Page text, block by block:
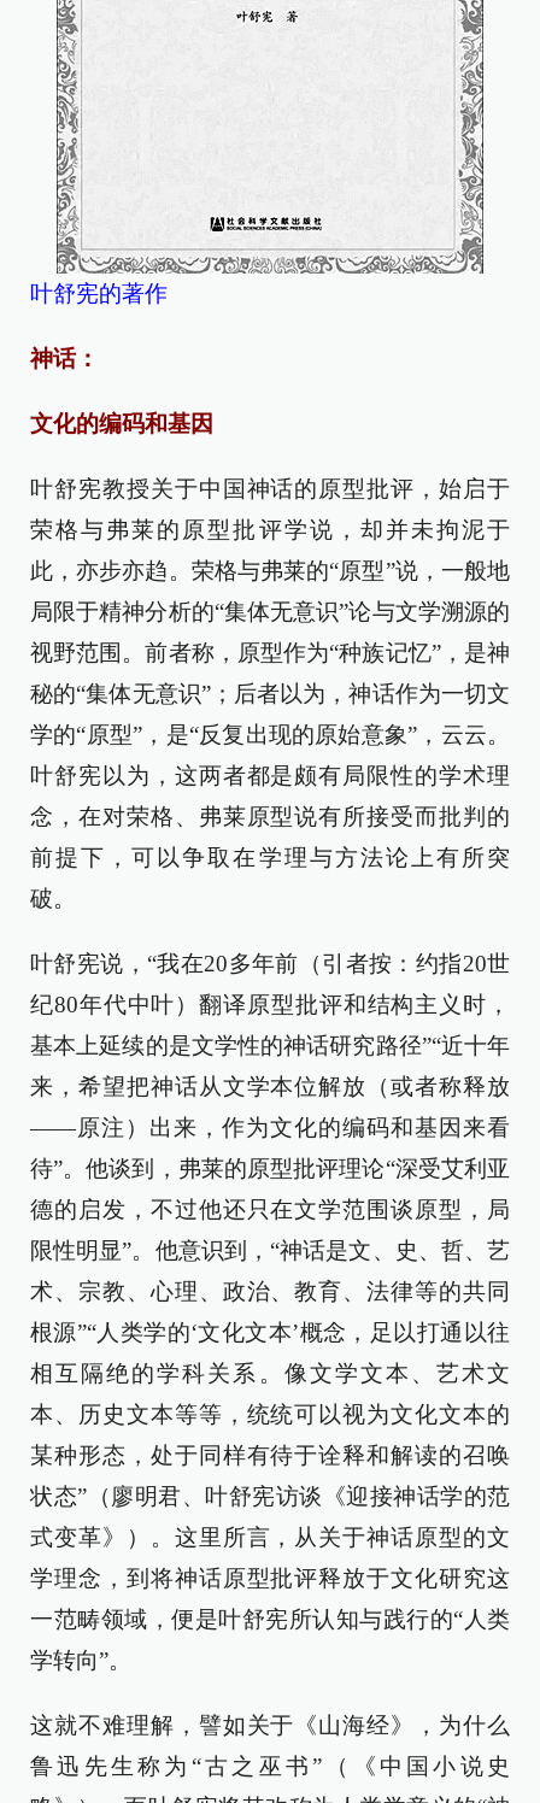
叶舒宪的著作
神话：
文化的编码和基因
叶舒宪教授关于中国神话的原型批评，始启于
荣格与弗莱的原型批评学说，却并未拘泥于
此，亦步亦趋。荣格与弗莱的“原型”说，一般地
局限于精神分析的“集体无意识”论与文学溯源的
视野范围。前者称，原型作为“种族记忆”，是神
秘的“集体无意识”；后者以为，神话作为一切文
学的“原型”，是“反复出现的原始意象”，云云。
叶舒宪以为，这两者都是颇有局限性的学术理
念，在对荣格、弗莱原型说有所接受而批判的
前提下，可以争取在学理与方法论上有所突
破。
叶舒宪说，“我在20多年前（引者按：约指20世
纪80年代中叶）翻译原型批评和结构主义时，
基本上延续的是文学性的神话研究路径”“近十年
来，希望把神话从文学本位解放（或者称释放
——原注）出来，作为文化的编码和基因来看
待”。他谈到，弗莱的原型批评理论“深受艾利亚
德的启发，不过他还只在文学范围谈原型，局
限性明显”。他意识到，“神话是文、史、哲、艺
术、宗教、心理、政治、教育、法律等的共同
根源”“人类学的‘文化文本’概念，足以打通以往
相互隔绝的学科关系。像文学文本、艺术文
本、历史文本等等，统统可以视为文化文本的
某种形态，处于同样有待于诠释和解读的召唤
状态”（廖明君、叶舒宪访谈《迎接神话学的范
式变革》）。这里所言，从关于神话原型的文
学理念，到将神话原型批评释放于文化研究这
一范畴领域，便是叶舒宪所认知与践行的“人类
学转向”。
这就不难理解，譬如关于《山海经》，为什么
鲁迅先生称为“古之巫书”（《中国小说史